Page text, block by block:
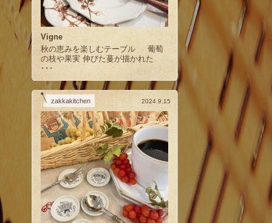
Vigne
秋の恵みを楽しむテーブル 葡萄
の枝や果実 伸びた蔓が描かれた
･･･
zakkakitchen 2024.9.15